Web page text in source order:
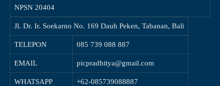
NPSN 20404
Jl. Dr. Ir. Soekarno No. 169 Dauh Peken, Tabanan, Bali
TELEPON 085 739 088 887
EMAIL picpradhitya@gmail.com
WHATSAPP +62-085739088887